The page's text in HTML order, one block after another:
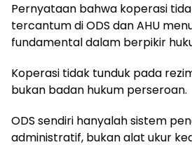
Pernyataan bahwa koperasi
tercantum di ODS dan AHU
fundamental dalam berpikir
Koperasi tidak tunduk pada
bukan badan hukum perseroan.
ODS sendiri hanyalah sistem
administratif, bukan alat ukur